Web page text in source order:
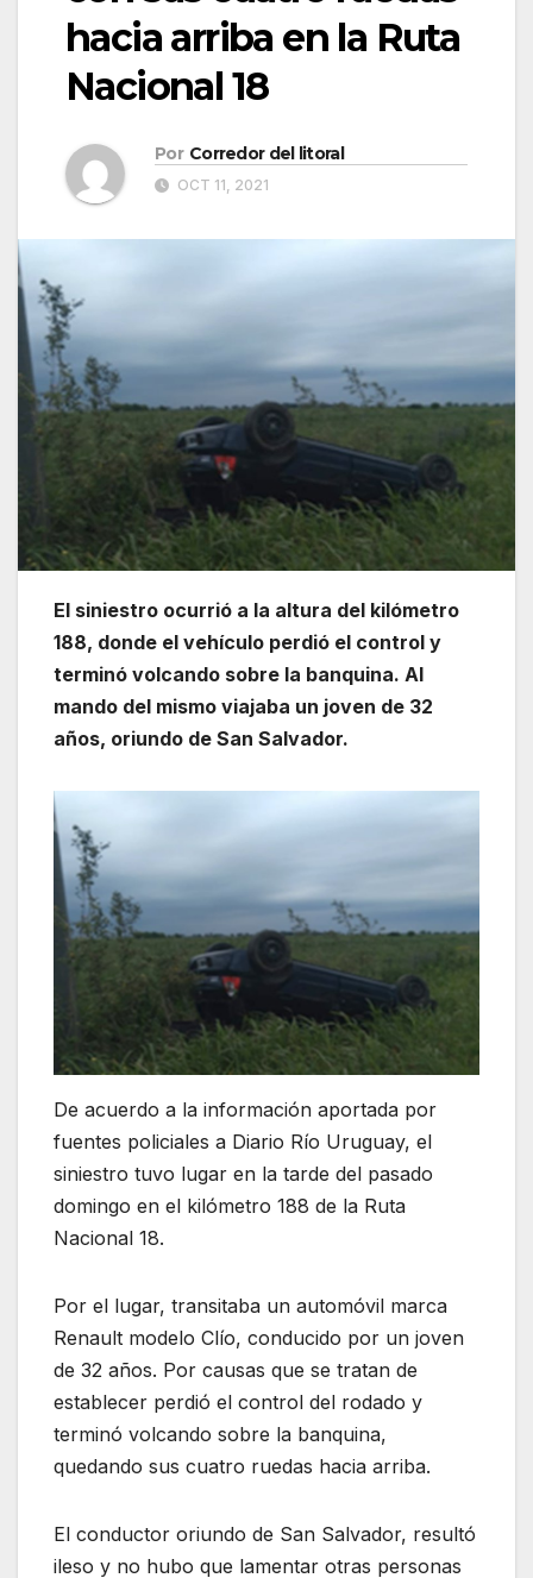
hacia arriba en la Ruta
Nacional 18
Por Corredor del litoral
OCT 11, 2021
El siniestro ocurrió a la altura del kilómetro
188, donde el vehículo perdió el control y
terminó volcando sobre la banquina. Al
mando del mismo viajaba un joven de 32
años, oriundo de San Salvador.
De acuerdo a la información aportada por
fuentes policiales a Diario Río Uruguay, el
siniestro tuvo lugar en la tarde del pasado
domingo en el kilómetro 188 de la Ruta
Nacional 18.
Por el lugar, transitaba un automóvil marca
Renault modelo Clío, conducido por un joven
de 32 años. Por causas que se tratan de
establecer perdió el control del rodado y
terminó volcando sobre la banquina,
quedando sus cuatro ruedas hacia arriba.
El conductor oriundo de San Salvador, resultó
ileso y no hubo que lamentar otras personas